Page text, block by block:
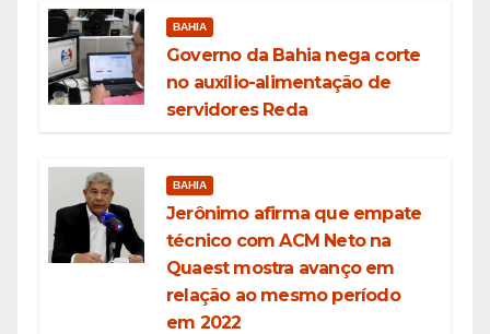
BAHIA
Governo da Bahia nega corte
no auxílio-alimentação de
servidores Reda
BAHIA
Jerônimo afirma que empate
técnico com ACM Neto na
Quaest mostra avanço em
relação ao mesmo período
em 2022